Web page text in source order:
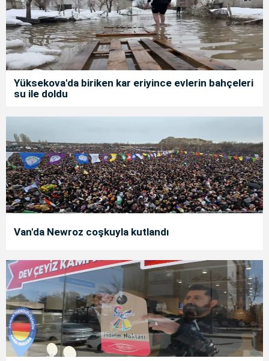
Yüksekova'da biriken kar eriyince evlerin bahçeleri
su ile doldu
Van'da Newroz coşkuyla kutlandı